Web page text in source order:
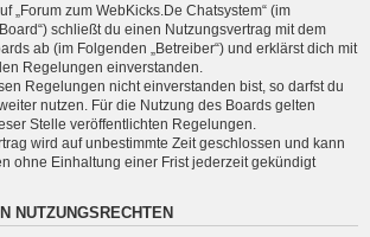
„Forum zum WebKicks.De Chatsystem“ (im
schließt du einen Nutzungsvertrag mit dem
ab (im Folgenden „Betreiber“) und erklärst dich mit
Regelungen einverstanden.
Regelungen nicht einverstanden bist, so darfst du
nutzen. Für die Nutzung des Boards gelten
Stelle veröffentlichten Regelungen.
wird auf unbestimmte Zeit geschlossen und kann
ohne Einhaltung einer Frist jederzeit gekündigt
NUTZUNGSRECHTEN